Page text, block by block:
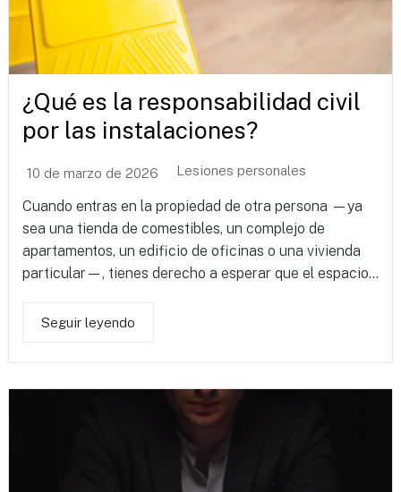
¿Qué es la responsabilidad civil
por las instalaciones?
10 de marzo de 2026 Lesiones personales
Cuando entras en la propiedad de otra persona —ya
sea una tienda de comestibles, un complejo de
apartamentos, un edificio de oficinas o una vivienda
particular—, tienes derecho a esperar que el espacio...
Seguir leyendo